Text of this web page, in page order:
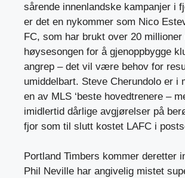
sårende innenlandske kampanjer i
er det en nykommer som Nico
FC, som har brukt over 20 millioner
høysesongen for å gjenoppbygge
angrep – det vil være behov for
umiddelbart. Steve Cherundolo er i
en av MLS ‘beste hovedtrenere –
imidlertid dårlige avgjørelser på
fjor som til slutt kostet LAFC i
Portland Timbers kommer deretter
Phil Neville har angivelig mistet